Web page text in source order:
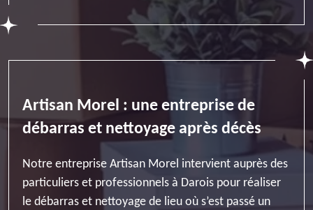
Artisan Morel : une entreprise de
débarras et nettoyage après décès
Notre entreprise Artisan Morel intervient auprès des
particuliers et professionnels à Darois pour réaliser
le débarras et nettoyage de lieu où s’est passé un